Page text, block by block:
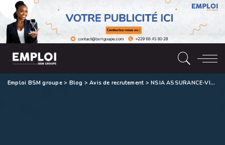
Emploi BSM groupe> Blog >Avis de recrutement >NSIA ASSURANCE-VIE Bénin recrute des Conseillers en Assurance